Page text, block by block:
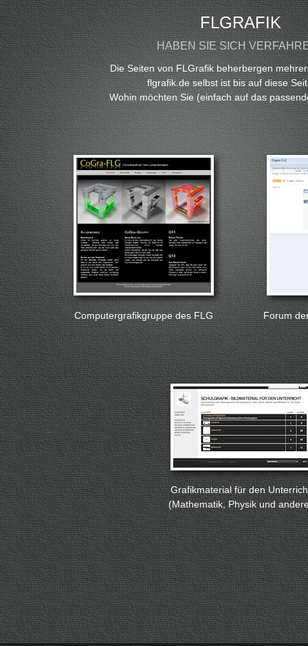
FLGRAFIK
Die Seiten von FLGrafik beherbergen
flgrafik.de selbst ist bis auf diese
Wohin möchten Sie (einfach auf das
HABEN SIE SICH
Computergrafikgruppe des FLG Forum
Grafikmaterial für den
(Mathematik, Physik und